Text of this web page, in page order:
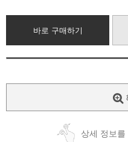
바로 구매하기
상세 정보